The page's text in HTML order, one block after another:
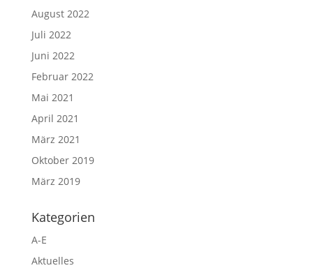
August 2022
Juli 2022
Juni 2022
Februar 2022
Mai 2021
April 2021
März 2021
Oktober 2019
März 2019
Kategorien
A-E
Aktuelles